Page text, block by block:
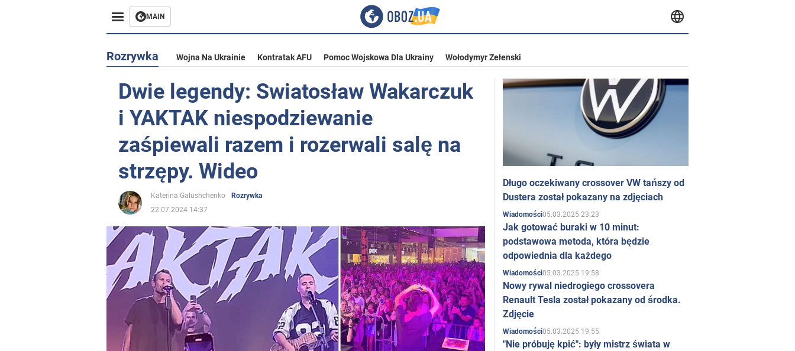
MAIN
Rozrywka Wojna Na Ukrainie Kontratak AFU Pomoc Wojskowa Dla Ukrainy Wołodymyr Zełenski
Dwie legendy: Swiatosław Wakarczuk
i YAKTAK niespodziewanie
zaśpiewali razem i rozerwali salę na
strzępy. Wideo
Katerina Galushchenko
Rozrywka
22.07.2024 14:37
Długo oczekiwany crossover VW tańszy od
Dustera został pokazany na zdjęciach
Wiadomości05.03.2025 23:23
Jak gotować buraki w 10 minut:
podstawowa metoda, która będzie
odpowiednia dla każdego
Wiadomości05.03.2025 19:58
Nowy rywal niedrogiego crossovera
Renault Tesla został pokazany od środka.
Zdjęcie
Wiadomości05.03.2025 19:55
"Nie próbuję kpić": były mistrz świata w